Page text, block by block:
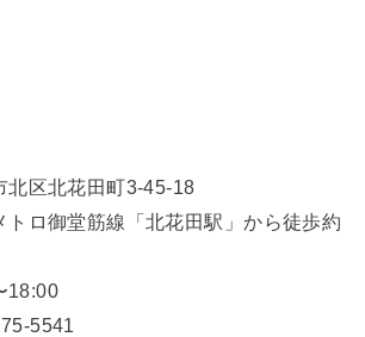
北区北花田町3-45-18
トロ御堂筋線「北花田駅」から徒歩約
18:00
5541